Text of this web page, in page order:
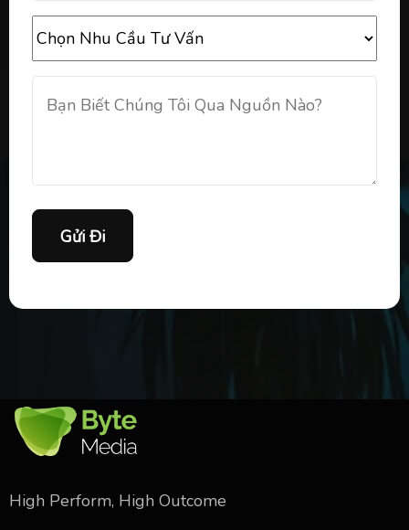
Gửi Đi
High Perform, High Outcome